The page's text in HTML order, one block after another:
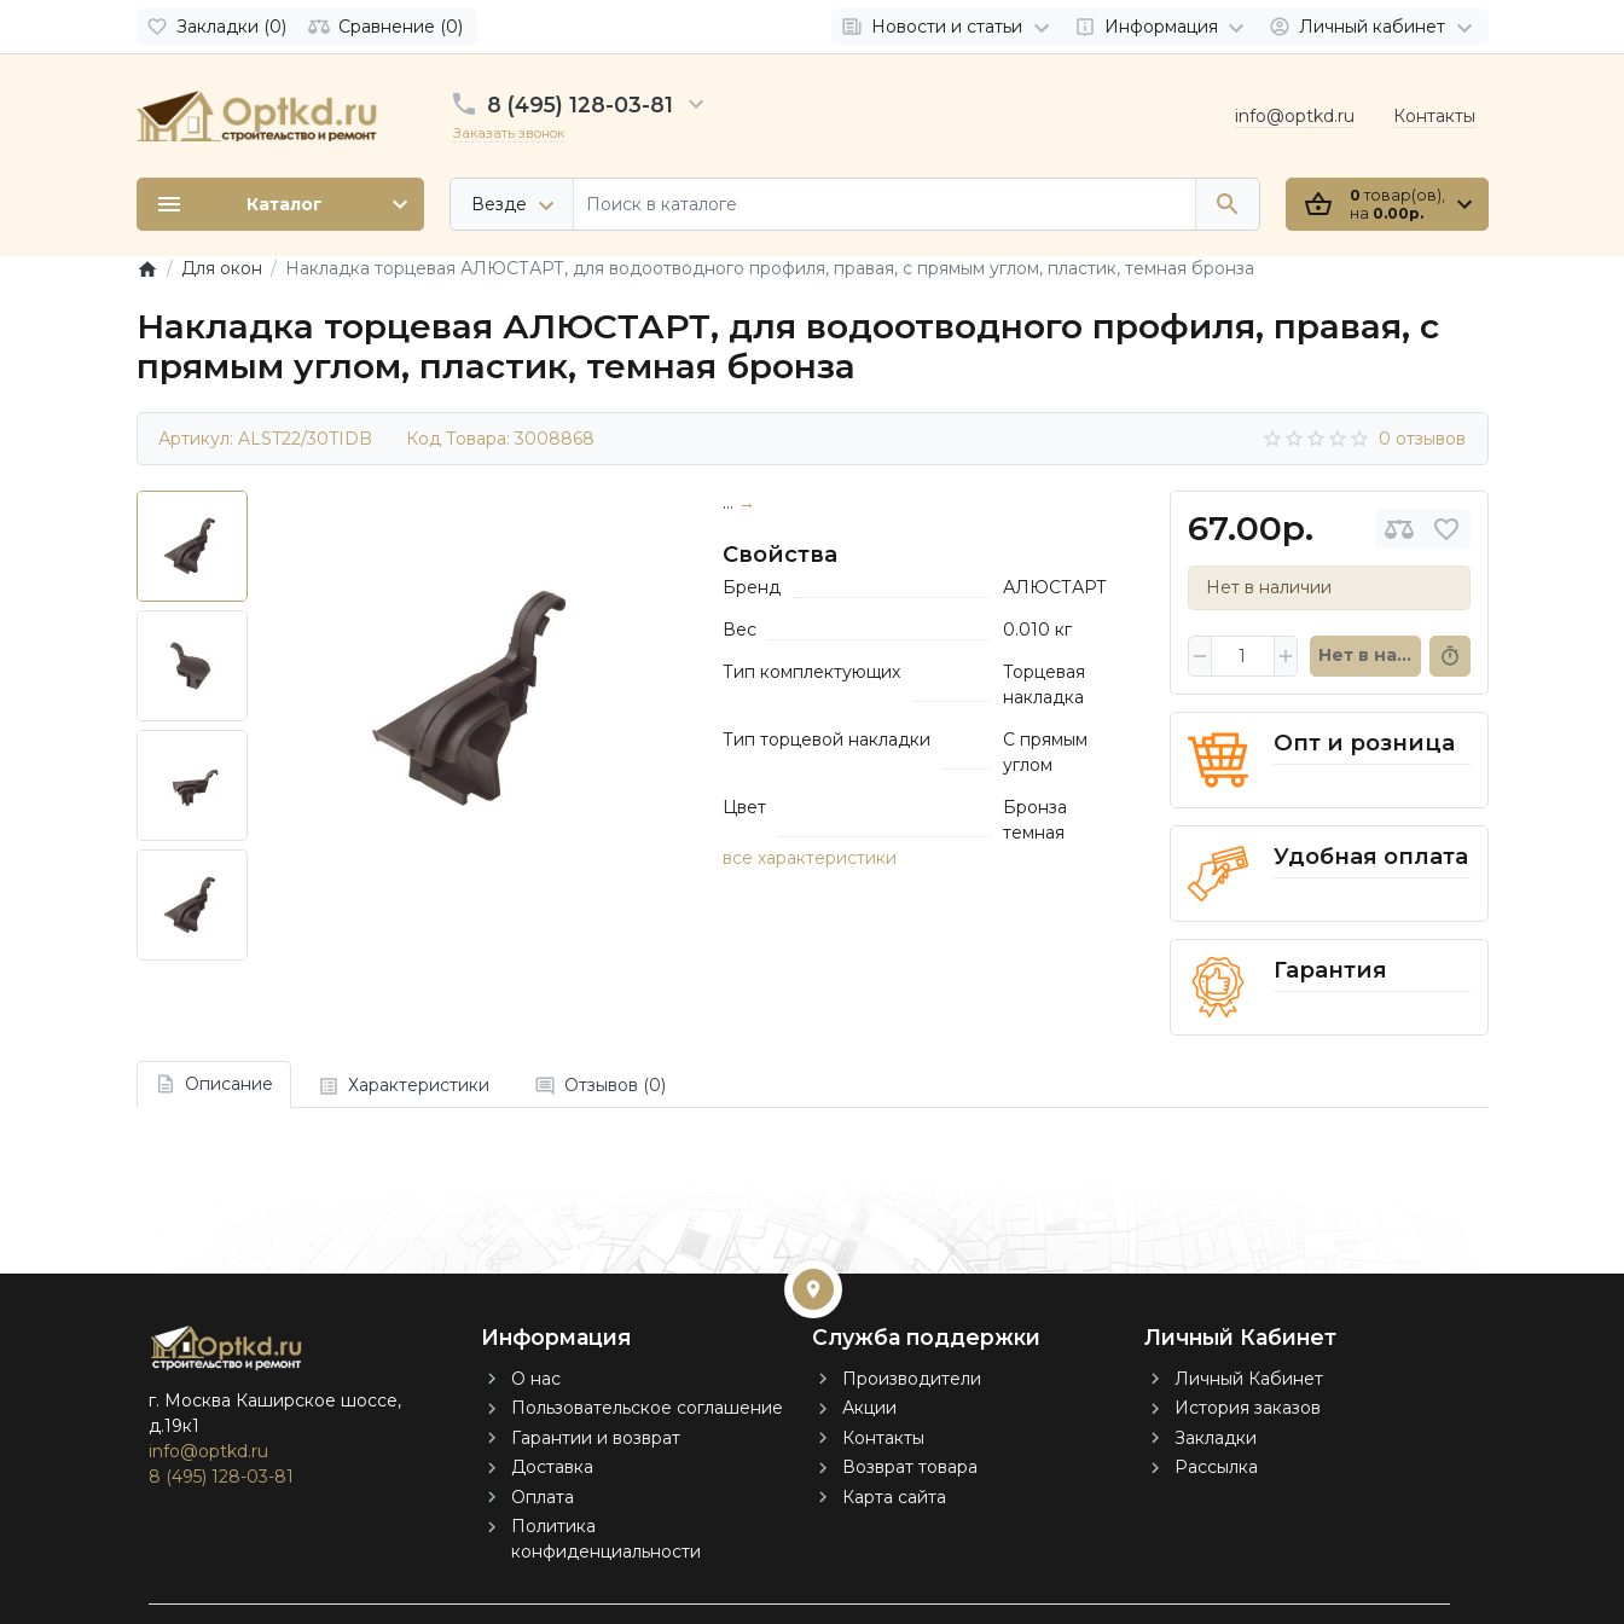
Закладки (0) Сравнение (0) Новости и статьи Информация Личный кабинет
8 (495) 128-03-81
Заказать звонок
Везде
info@optkd.ru Контакты
0 товар(ов),
на 0.00р.
Каталог
Для окон Накладка торцевая АЛЮСТАРТ, для водоотводного профиля, правая, с прямым углом, пластик, темная бронза
Накладка торцевая АЛЮСТАРТ, для водоотводного профиля, правая, с
прямым углом, пластик, темная бронза
Артикул: ALST22/30TIDB Код Товара: 3008868 0 отзывов
67.00р.
Нет в наличии
Нет в наличии
Опт и розница
Удобная оплата
Гарантия
... →
Свойства
Бренд
АЛЮСТАРТ
Вес
0.010 кг
Тип комплектующих
Торцевая
накладка
Тип торцевой накладки
С прямым
углом
Цвет
Бронза
темная
все характеристики
Описание Характеристики Отзывов (0)
г. Москва Каширское шоссе,
д.19к1
info@optkd.ru
8 (495) 128-03-81
Информация
О нас
Пользовательское соглашение
Гарантии и возврат
Доставка
Оплата
Политика
конфиденциальности
Служба поддержки
Производители
Акции
Контакты
Возврат товара
Карта сайта
Личный Кабинет
Личный Кабинет
История заказов
Закладки
Рассылка